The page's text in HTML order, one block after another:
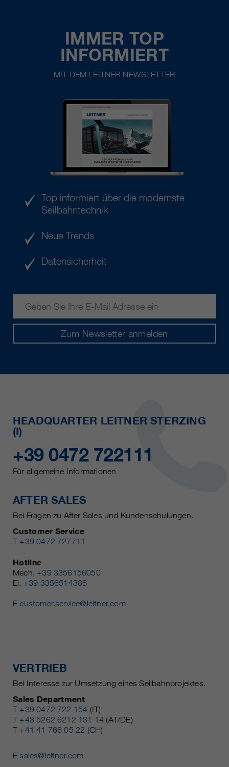
IMMER TOP
INFORMIERT
MIT DEM LEITNER NEWSLETTER
Zum Newsletter anmelden
Top informiert über die modernste
Seilbahntechnik
Neue Trends
Datensicherheit
HEADQUARTER LEITNER STERZING
(I)
+39 0472 722111
Für allgemeine Informationen
AFTER SALES
Bei Fragen zu After Sales und Kundenschulungen.
Customer Service
T +39 0472 727711
Hotline
Mech. +39 3356156050
El. +39 3356514386
Ecustomer.service@leitner.com
VERTRIEB
Bei Interesse zur Umsetzung eines Seilbahnprojektes.
Sales Department
T +39 0472 722 154 (IT)
T +43 5262 6212 131 14 (AT/DE)
T +41 41 766 05 22 (CH)
Esales@leitner.com